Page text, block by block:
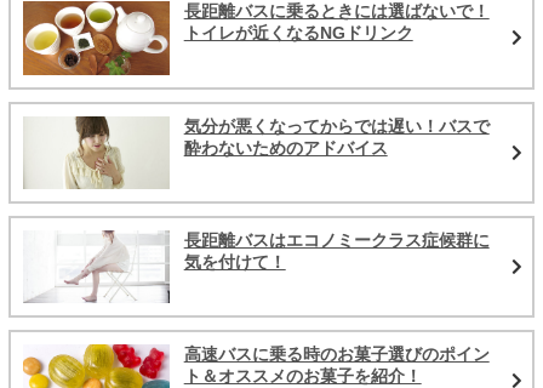
長距離バスに乗るときには選ばないで！
トイレが近くなるNGドリンク
気分が悪くなってからでは遅い！バスで
酔わないためのアドバイス
長距離バスはエコノミークラス症候群に
気を付けて！
高速バスに乗る時のお菓子選びのポイン
ト＆オススメのお菓子を紹介！